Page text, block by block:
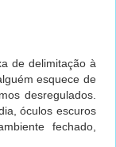
de delimitação à
esquece de
desregulados.
óculos escuros
fechado,